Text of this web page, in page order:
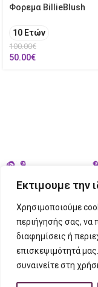
Εκτιμουμε την
Χρησιμοποιούμε
περιήγησής σας, να
διαφημίσεις ή
επισκεψιμότητά
συναινείτε στη
Φορεμα BillieBlush
10 Ετών
100.00€
50.00€
ΣΤΟΙΧΕΙΑ
ΠΛΗΡΟΦΟΡΙΕΣ
FIGURINO 2023